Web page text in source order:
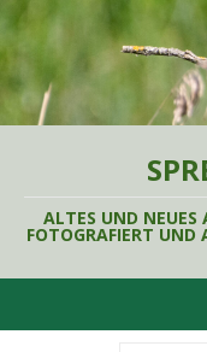
ALTES UND NEUES
FOTOGRAFIERT UND